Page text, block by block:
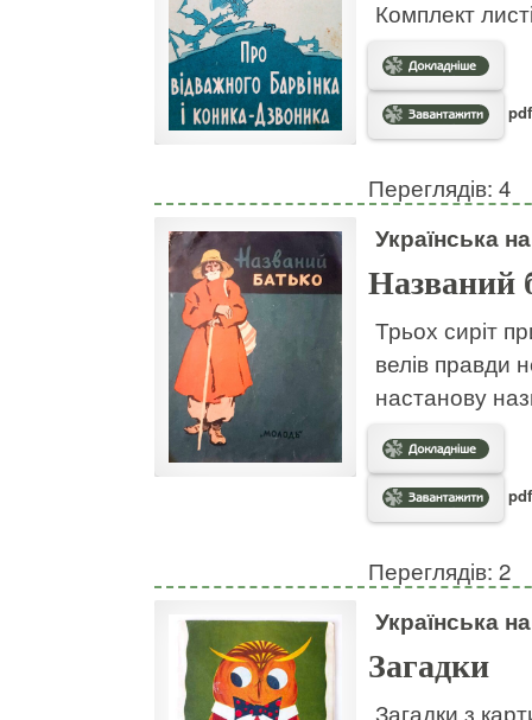
Комплект
Переглядів: 4
Українська
Названий
Трьох сиріт
велів правди
настанову
Переглядів: 2
Українська
Загадки
Загадки з